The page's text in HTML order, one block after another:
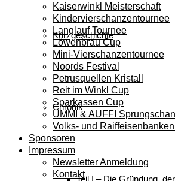
Kurzgeschichte
Chronik
Teil I – Die Gründung,
Kaiserwinkl Meisterschaft
Kindervierschanzentournee
Langlauf Tournee
Löwenbräu Cup
Mini-Vierschanzentournee
Noords Festival
Petrusquellen Kristall
Reit im Winkl Cup
Sparkassen Cup
UMMI & AUFFI
Volks- und
Sponsoren
Impressum
Newsletter Anmeldung
Kontakt